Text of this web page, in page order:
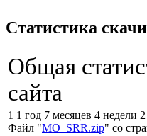
Статистика
Общая
сайта
1 1 год 7 месяцев 4 недели
Файл "MO_SRR.zip" со